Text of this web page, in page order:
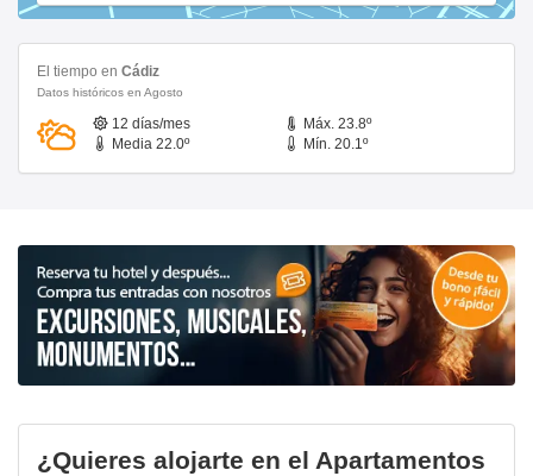
El tiempo en Cádiz
Datos históricos en Agosto
12 días/mes
Máx. 23.8º
Media 22.0º
Mín. 20.1º
¿Quieres alojarte en el Apartamentos